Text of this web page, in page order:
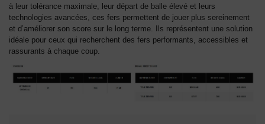
à leur tolérance maximale, leur départ de balle élevé et leurs
technologies avancées, ces fers permettent de jouer plus sereinement
et d’améliorer son score sur le long terme. Ils représentent une solution
idéale pour ceux qui recherchent des fers performants, accessibles et
rassurants à chaque coup.